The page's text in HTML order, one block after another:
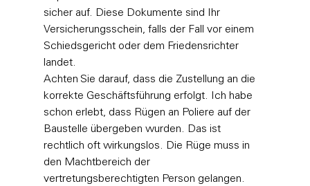
sicher auf. Diese Dokumente sind Ihr
Versicherungsschein, falls der Fall vor einem
Schiedsgericht oder dem Friedensrichter
landet.
Achten Sie darauf, dass die Zustellung an die
korrekte Geschäftsführung erfolgt. Ich habe
schon erlebt, dass Rügen an Poliere auf der
Baustelle übergeben wurden. Das ist
rechtlich oft wirkungslos. Die Rüge muss in
den Machtbereich der
vertretungsberechtigten Person gelangen.